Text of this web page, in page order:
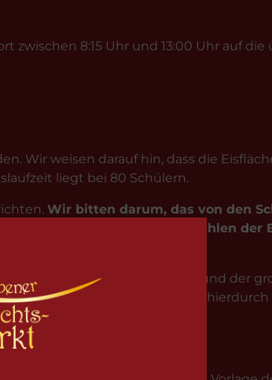
8:15 Uhr und 13:00 Uhr auf die
Wir weisen darauf hin, dass die
liegt bei 80 Schülern.
Wir bitten darum, das von den
zu zahlen. Das Einzahlen der
Angebot zu nutzen. Aufgrund der
erhöht. Eventuell kommt es